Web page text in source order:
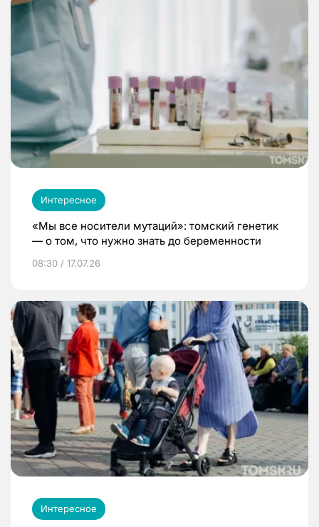
Интересное
«Мы все носители мутаций»: томский генетик
— о том, что нужно знать до беременности
08:30 / 17.07.26
Интересное